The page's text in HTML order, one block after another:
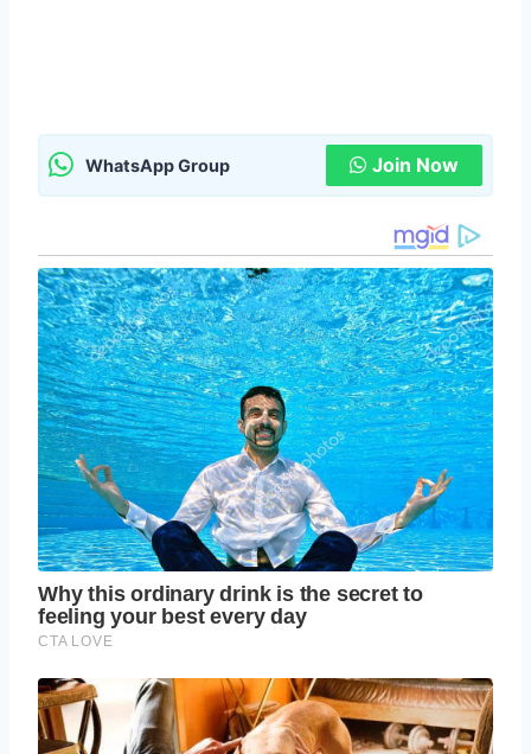
WhatsApp Group Join Now